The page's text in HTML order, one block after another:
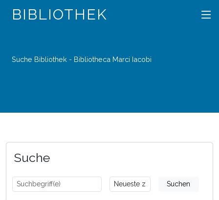
BIBLIOTHEK
Suche Bibliothek - Bibliotheca Marci Iacobi
Suche
Suchen